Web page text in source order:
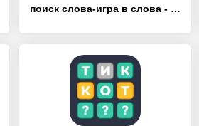
поиск слова-игра в слова - [Взлом/МОД Много денег]